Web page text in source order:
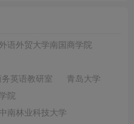
外语外贸大学南国商学院
英语教研室
青岛大学
院
中南林业科技大学